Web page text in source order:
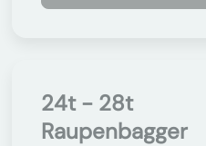
24t - 28t
Raupenbagger